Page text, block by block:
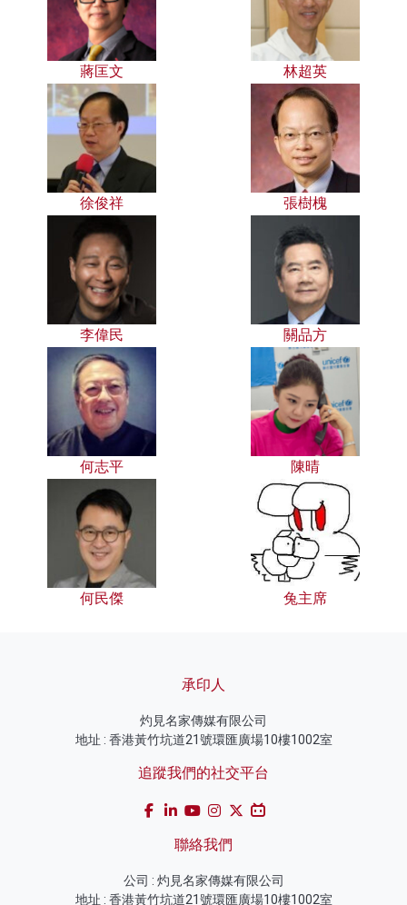
蔣匡文 林超英
徐俊祥 張樹槐
李偉民 關品方
何志平 陳晴
何民傑 兔主席
承印人
灼見名家傳媒有限公司
地址 : 香港黃竹坑道21號環匯廣場10樓1002室
追蹤我們的社交平台
聯絡我們
公司 : 灼見名家傳媒有限公司
地址 : 香港黃竹坑道21號環匯廣場10樓1002室